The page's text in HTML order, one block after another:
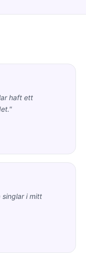
haft ett
singlar i mitt